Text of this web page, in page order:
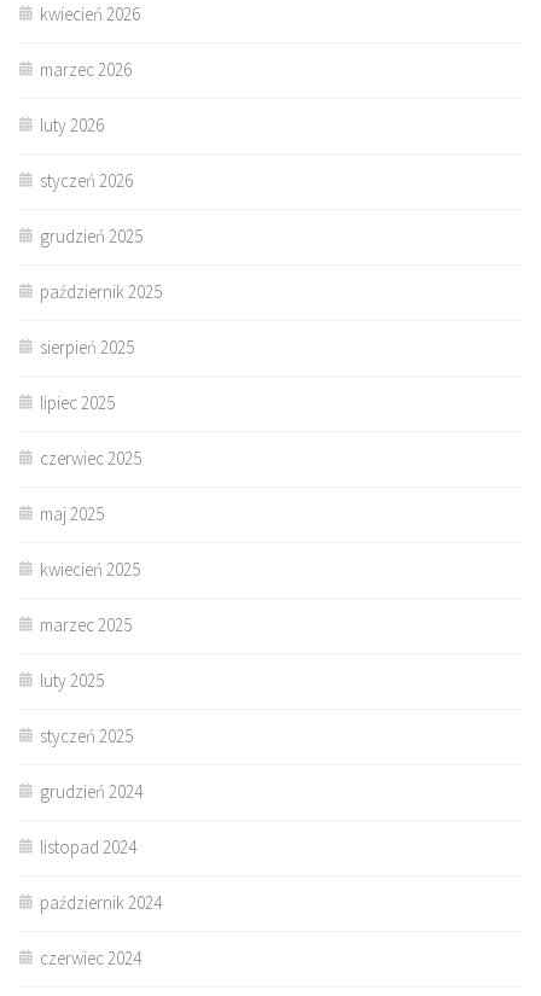
kwiecień 2026
marzec 2026
luty 2026
styczeń 2026
grudzień 2025
październik 2025
sierpień 2025
lipiec 2025
czerwiec 2025
maj 2025
kwiecień 2025
marzec 2025
luty 2025
styczeń 2025
grudzień 2024
listopad 2024
październik 2024
czerwiec 2024